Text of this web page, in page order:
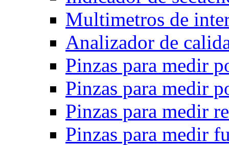
Multimetros de
Analizador de
Pinzas para medir
Pinzas para medir
Pinzas para medir
Pinzas para medir